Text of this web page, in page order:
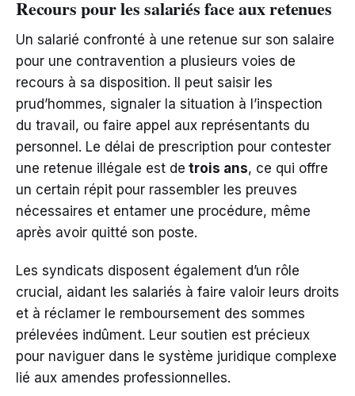
Recours pour les salariés face aux retenues
Un salarié confronté à une retenue sur son salaire
pour une contravention a plusieurs voies de
recours à sa disposition. Il peut saisir les
prud’hommes, signaler la situation à l’inspection
du travail, ou faire appel aux représentants du
personnel. Le délai de prescription pour contester
une retenue illégale est de trois ans, ce qui offre
un certain répit pour rassembler les preuves
nécessaires et entamer une procédure, même
après avoir quitté son poste.
Les syndicats disposent également d’un rôle
crucial, aidant les salariés à faire valoir leurs droits
et à réclamer le remboursement des sommes
prélevées indûment. Leur soutien est précieux
pour naviguer dans le système juridique complexe
lié aux amendes professionnelles.